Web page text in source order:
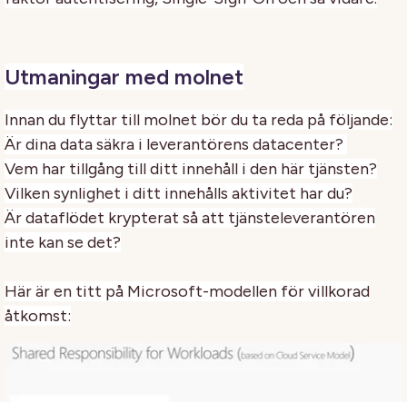
Utmaningar med molnet
Innan du flyttar till molnet bör du ta reda på följande:
Är dina data säkra i leverantörens datacenter?
Vem har tillgång till ditt innehåll i den här tjänsten?
Vilken synlighet i ditt innehålls aktivitet har du?
Är dataflödet krypterat så att tjänsteleverantören
inte kan se det?
Här är en titt på Microsoft-modellen för villkorad
åtkomst: